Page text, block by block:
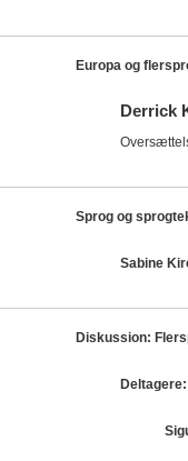
Europa og
Derrick
Sprog og
Sabine
Diskussion:
Deltagere: